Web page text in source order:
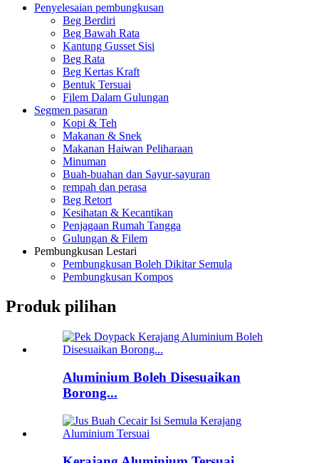
Penyelesaian pembungkusan
Beg Berdiri
Beg Bawah Rata
Kantung Gusset Sisi
Beg Rata
Beg Kertas Kraft
Bentuk Tersuai
Filem Dalam Gulungan
Segmen pasaran
Kopi & Teh
Makanan & Snek
Makanan Haiwan Peliharaan
Minuman
Buah-buahan dan Sayur-sayuran
rempah dan perasa
Beg Retort
Kesihatan & Kecantikan
Penjagaan Rumah Tangga
Gulungan & Filem
Pembungkusan Lestari
Pembungkusan Boleh Dikitar Semula
Pembungkusan Kompos
Produk pilihan
Aluminium Boleh Disesuaikan
Borong...